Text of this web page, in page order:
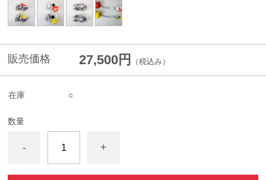
販売価格 27,500円 （税込み）
在庫 ○
数量
- +